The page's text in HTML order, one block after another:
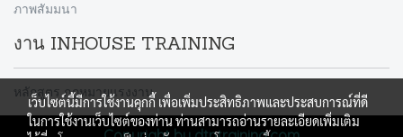
ภาพสัมมนา
งาน INHOUSE TRAINING
หลักสูตร กฎหมายแรงงาน
เว็บไซต์นี้มีการใช้งานคุกกี้ เพื่อเพิ่มประสิทธิภาพและประสบการณ์ที่ดี
ในการใช้งานเว็บไซต์ของท่าน ท่านสามารถอ่านรายละเอียดเพิ่มเติม